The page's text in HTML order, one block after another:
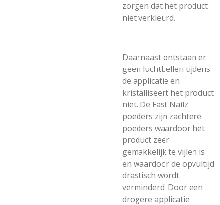
zorgen dat het product
niet verkleurd.
Daarnaast ontstaan er
geen luchtbellen tijdens
de applicatie en
kristalliseert het product
niet. De Fast Nailz
poeders zijn zachtere
poeders waardoor het
product zeer
gemakkelijk te vijlen is
en waardoor de opvultijd
drastisch wordt
verminderd. Door een
drogere applicatie